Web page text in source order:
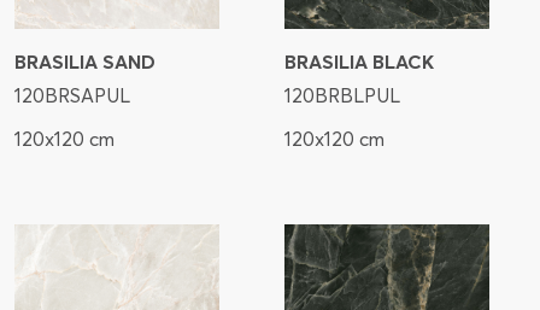
BRASILIA SAND
120BRSAPUL
120x120 cm
BRASILIA BLACK
120BRBLPUL
120x120 cm